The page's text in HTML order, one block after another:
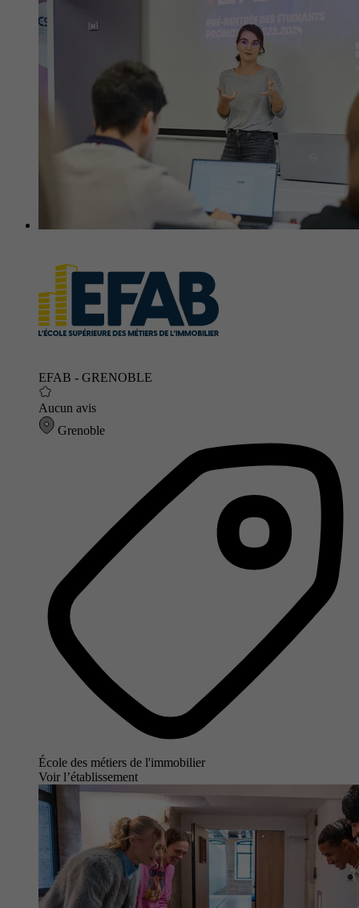
EFAB - GRENOBLE
Aucun avis
Grenoble
École des métiers de l'immobilier
Voir l’établissement